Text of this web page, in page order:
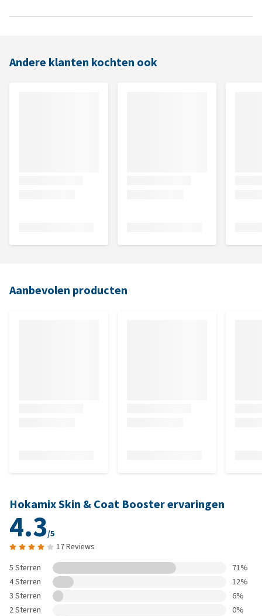
Andere klanten kochten ook
Aanbevolen producten
Hokamix Skin & Coat Booster ervaringen
4.3/5
17 Reviews
5 Sterren
71%
4 Sterren
12%
3 Sterren
6%
2 Sterren
0%